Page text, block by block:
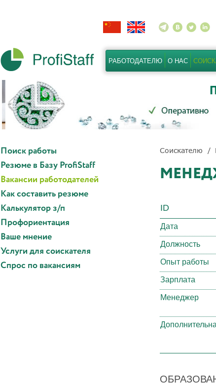
РАБОТОДАТЕЛЮ О НАС
Поиск работы
Резюме в Базу ProfiStaff
Вакансии работодателей
Как составить резюме
Калькулятор з/п
Профориентация
Ваше мнение
Услуги для соискателя
Спрос по вакансиям
Соискателю
ID
Дата
Должность
Опыт работы
Зарплата
Менеджер